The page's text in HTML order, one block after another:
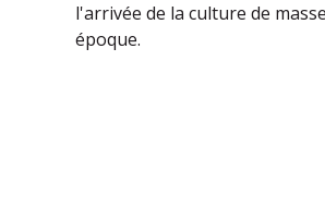
l'arrivée de la culture de
époque.